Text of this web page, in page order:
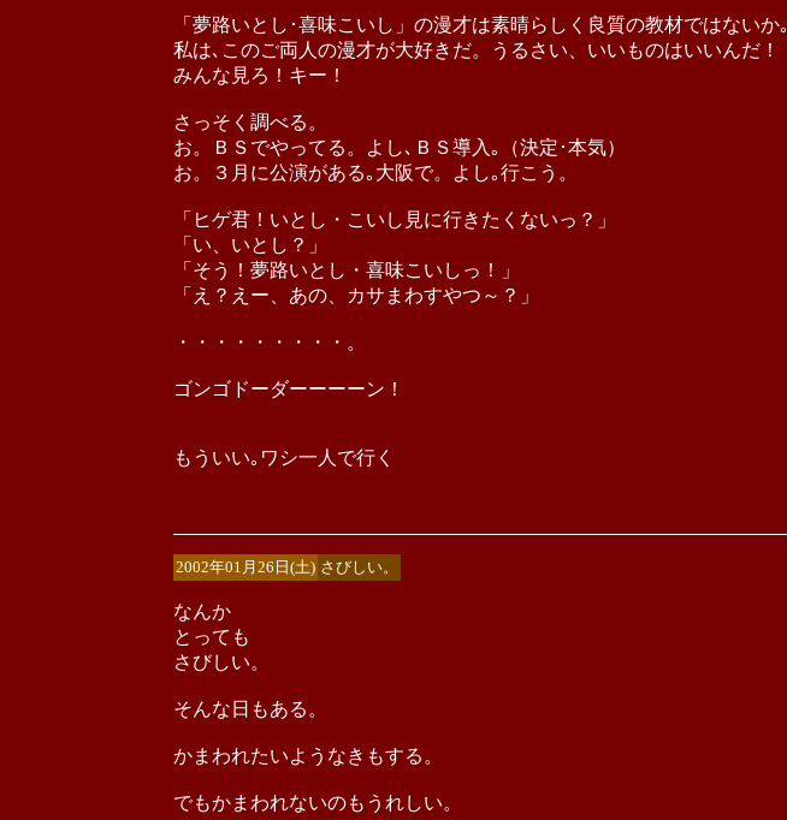
「夢路いとし･喜味こいし」の漫才は素晴らしく良質の教材ではないか｡
私は､このご両人の漫才が大好きだ。うるさい、いいものはいいんだ！
みんな見ろ！キー！
さっそく調べる。
お。ＢＳでやってる。よし､ＢＳ導入｡（決定･本気）
お。３月に公演がある｡大阪で。よし｡行こう。
「ヒゲ君！いとし・こいし見に行きたくないっ？」
「い、いとし？」
「そう！夢路いとし・喜味こいしっ！」
「え？えー、あの、カサまわすやつ～？」
・・・・・・・・・。
ゴンゴドーダーーーーン！
もういい｡ワシ一人で行く
2002年01月26日(土) さびしい。
なんか
とっても
さびしい。
そんな日もある。
かまわれたいようなきもする。
でもかまわれないのもうれしい。